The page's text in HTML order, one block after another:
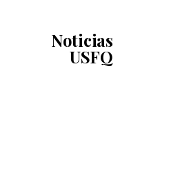
Noticias
USFQ